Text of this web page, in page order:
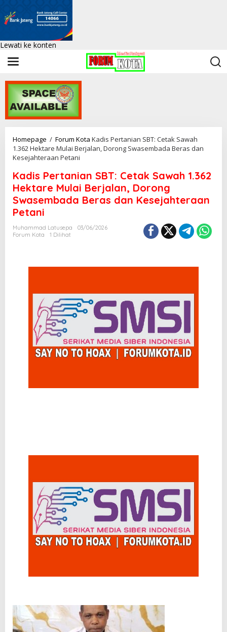
Lewati ke konten
Homepage / Forum Kota Kadis Pertanian SBT: Cetak Sawah
1.362 Hektare Mulai Berjalan, Dorong Swasembada Beras dan
Kesejahteraan Petani
Kadis Pertanian SBT: Cetak Sawah 1.362
Hektare Mulai Berjalan, Dorong
Swasembada Beras dan Kesejahteraan
Petani
Muhammad Latusepa
03/06/2026
Forum Kota
1 Dilihat